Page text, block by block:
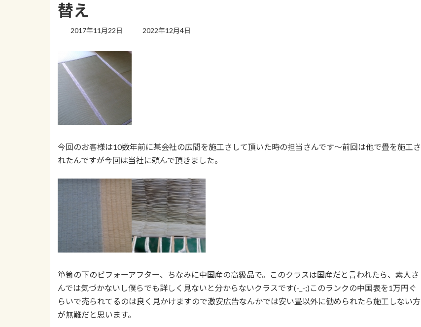
替え
2017年11月22日
最
2022年12月4日
今回のお客様は10数年前に某会社の広間を施工さして頂いた時の担当さんです～前回は他で畳を施工さ
れたんですが今回は当社に頼んで頂きました。
箪笥の下のビフォーアフター、ちなみに中国産の高級品で。このクラスは国産だと言われたら、素人さ
んでは気づかないし僕らでも詳しく見ないと分からないクラスです(-_-;)このランクの中国表を1万円ぐ
らいで売られてるのは良く見かけますので激安広告なんかでは安い畳以外に勧められたら施工しない方
が無難だと思います。